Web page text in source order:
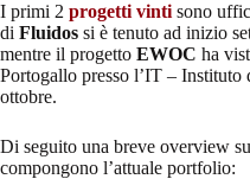
I primi 2 progetti vinti sono
di Fluidos si è tenuto ad inizio
mentre il progetto EWOC ha
Portogallo presso l’IT – Instituto
ottobre.
Di seguito una breve overview
compongono l’attuale portfolio: